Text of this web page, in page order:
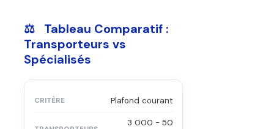
⚖️ Tableau Comparatif :
Transporteurs vs
Spécialisés
Plafond courant
3 000 - 50